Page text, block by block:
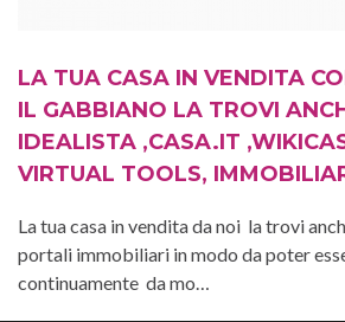
LA TUA CASA IN VENDITA
IL GABBIANO LA TROVI
IDEALISTA ,CASA.IT
VIRTUAL TOOLS,
La tua casa in vendita da noi la trovi
portali immobiliari in modo da poter
continuamente da mo…